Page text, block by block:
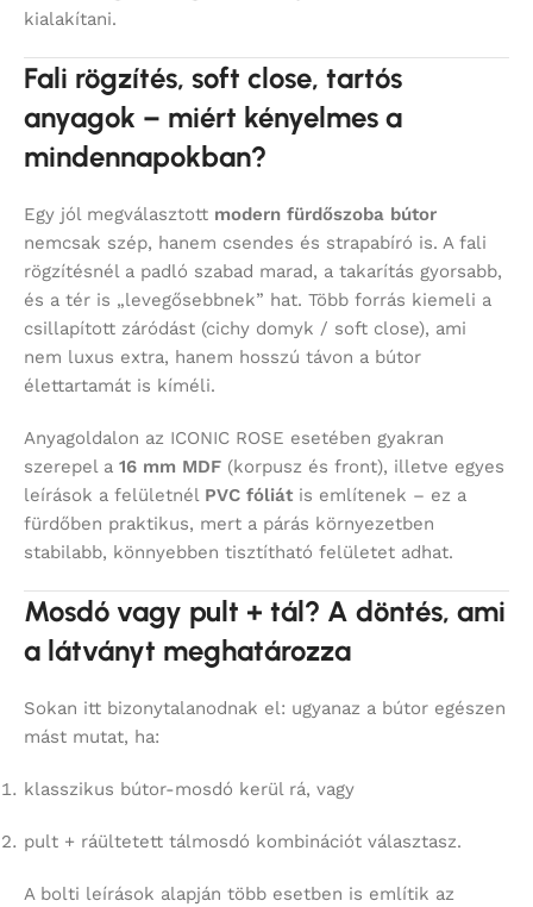
kialakítani.
Fali rögzítés, soft close, tartós
anyagok – miért kényelmes a
mindennapokban?
Egy jól megválasztott modern fürdőszoba bútor
nemcsak szép, hanem csendes és strapabíró is. A fali
rögzítésnél a padló szabad marad, a takarítás gyorsabb,
és a tér is „levegősebbnek” hat. Több forrás kiemeli a
csillapított záródást (cichy domyk / soft close), ami
nem luxus extra, hanem hosszú távon a bútor
élettartamát is kíméli.
Anyagoldalon az ICONIC ROSE esetében gyakran
szerepel a 16 mm MDF (korpusz és front), illetve egyes
leírások a felületnél PVC fóliát is említenek – ez a
fürdőben praktikus, mert a párás környezetben
stabilabb, könnyebben tisztítható felületet adhat.
Mosdó vagy pult + tál? A döntés, ami
a látványt meghatározza
Sokan itt bizonytalanodnak el: ugyanaz a bútor egészen
mást mutat, ha:
klasszikus bútor-mosdó kerül rá, vagy
pult + ráültetett tálmosdó kombinációt választasz.
A bolti leírások alapján több esetben is említik az